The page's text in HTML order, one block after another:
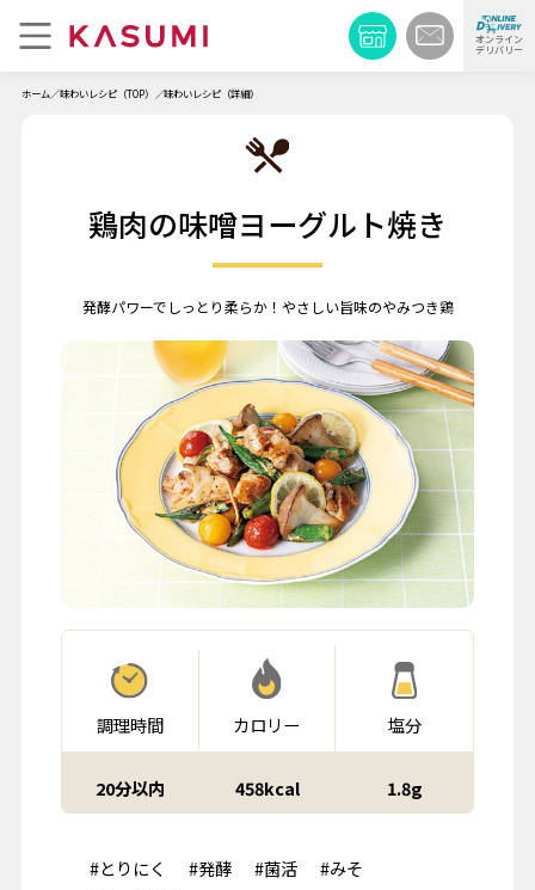
オンライン
デリバリー
ホーム 味わいレシピ（TOP） 味わいレシピ（詳細）
鶏肉の味噌ヨーグルト焼き
発酵パワーでしっとり柔らか！やさしい旨味のやみつき鶏
調理時間
20分以内
カロリー
458kcal
塩分
1.8g
#とりにく #発酵 #菌活
#みそ